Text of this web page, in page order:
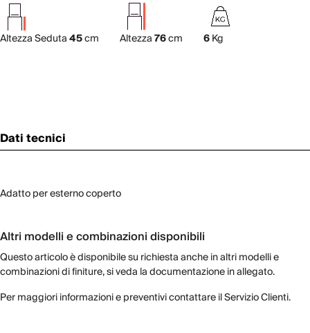
Altezza Seduta45cm Altezza76cm 6Kg
Dati tecnici
Adatto per esterno coperto
Altri modelli e combinazioni disponibili
Questo articolo è disponibile su richiesta anche in altri modelli e
combinazioni di finiture, si veda la documentazione in allegato.
Per maggiori informazioni e preventivi contattare il Servizio Clienti.